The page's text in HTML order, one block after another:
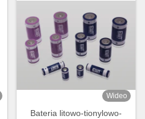
Wideo
Bateria litowo-tionylowo-